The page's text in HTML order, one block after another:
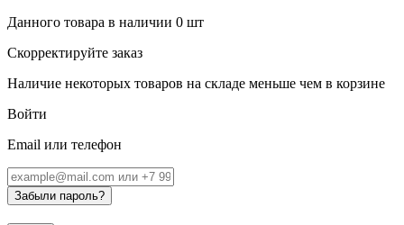
Данного товара в наличии 0 шт
Скорректируйте заказ
Наличие некоторых товаров на складе меньше чем в корзине
Войти
Email или телефон
Забыли пароль?